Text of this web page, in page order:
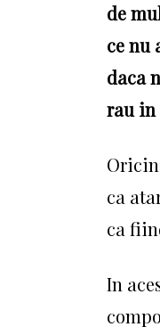
de
ce nu
daca
rau in
ca
ca
In